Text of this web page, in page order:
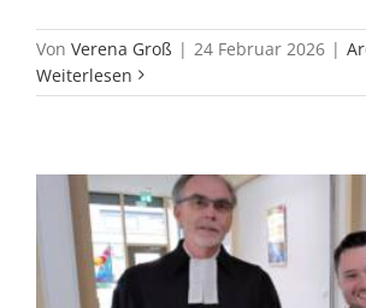
Von Verena Groß | 24 Februar 2026 |
Weiterlesen